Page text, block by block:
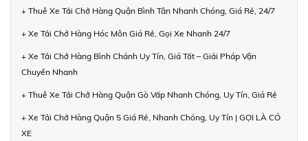
+ Thuê Xe Tải Chở Hàng Quận Bình Tân Nhanh Chóng, Giá Rẻ, 24/7
+ Xe Tải Chở Hàng Hóc Môn Giá Rẻ, Gọi Xe Nhanh 24/7
+ Xe Tải Chở Hàng Bình Chánh Uy Tín, Giá Tốt – Giải Pháp Vận
Chuyển Nhanh
+ Thuê Xe Tải Chở Hàng Quận Gò Vấp Nhanh Chóng, Uy Tín, Giá Rẻ
+ Xe Tải Chở Hàng Quận 5 Giá Rẻ, Nhanh Chóng, Uy Tín | GỌI LÀ CÓ
XE